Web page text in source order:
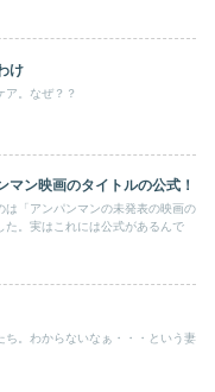
け
ア。なぜ？？
マン映画のタイトルの公式！
は「アンパンマンの未発表の映画の
た。実はこれには公式があるんで
ち。わからないなぁ・・・という妻